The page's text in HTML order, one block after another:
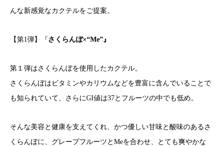
んな新感覚なカクテルをご提案。
【第1弾】『 さくらんぼ×“Me”』
第１弾はさくらんぼを使用したカクテル。
さくらんぼはビタミンやカリウムなどを豊富に含んでいることで
も知られていて、さらにGI値は37とフルーツの中でも低め。
そんな美容と健康を支えてくれ、かつ優しい甘味と酸味のあるさ
くらんぼに、グレープフルーツとMeを合わせ、とても爽やかな